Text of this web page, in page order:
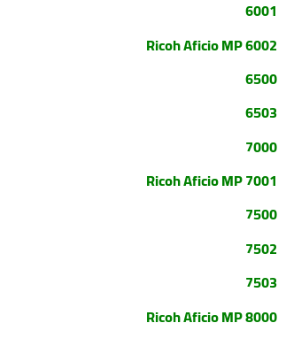
6001
Ricoh Aficio MP 6002
6500
6503
7000
Ricoh Aficio MP 7001
7500
7502
7503
Ricoh Aficio MP 8000